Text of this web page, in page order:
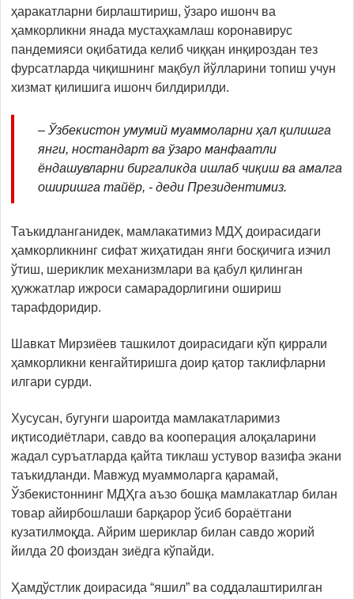
ҳаракатларни бирлаштириш, ўзаро ишонч ва
ҳамкорликни янада мустаҳкамлаш коронавирус
пандемияси оқибатида келиб чиққан инқироздан тез
фурсатларда чиқишнинг мақбул йўлларини топиш учун
хизмат қилишига ишонч билдирилди.
– Ўзбекистон умумий муаммоларни ҳал қилишга
янги, ностандарт ва ўзаро манфаатли
ёндашувларни биргаликда ишлаб чиқиш ва амалга
оширишга тайёр, - деди Президентимиз.
Таъкидланганидек, мамлакатимиз МДҲ доирасидаги
ҳамкорликнинг сифат жиҳатидан янги босқичига изчил
ўтиш, шериклик механизмлари ва қабул қилинган
ҳужжатлар ижроси самарадорлигини ошириш
тарафдоридир.
Шавкат Мирзиёев ташкилот доирасидаги кўп қиррали
ҳамкорликни кенгайтиришга доир қатор таклифларни
илгари сурди.
Хусусан, бугунги шароитда мамлакатларимиз
иқтисодиётлари, савдо ва кооперация алоқаларини
жадал суръатларда қайта тиклаш устувор вазифа экани
таъкидланди. Мавжуд муаммоларга қарамай,
Ўзбекистоннинг МДҲга аъзо бошқа мамлакатлар билан
товар айирбошлаши барқарор ўсиб бораётгани
кузатилмоқда. Айрим шериклар билан савдо жорий
йилда 20 фоиздан зиёдга кўпайди.
Ҳамдўстлик доирасида “яшил” ва соддалаштирилган